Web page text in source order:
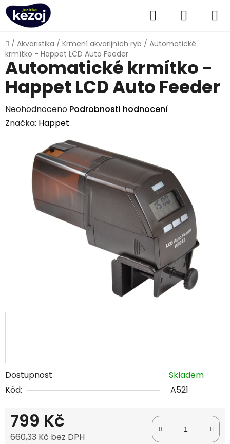
Přejít
na
obsah
Hledat
KOŠÍK
Domů
/ Akvaristika / Krmení akvarijních ryb / Automatické
krmítko - Happet LCD Auto Feeder
Dostupnost
Skladem
Kód:
A521
799 Kč
660,33 Kč bez DPH
Automatické krmítko -
Happet LCD Auto Feeder
Průměrné
hodnocení
hvězdiček.
Neohodnoceno Podrobnosti hodnocení
Značka: Happet